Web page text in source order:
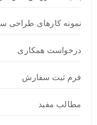
نمونه کارهای طراحی
درخواست همکاری
فرم ثبت سفارش
مطالب مفید